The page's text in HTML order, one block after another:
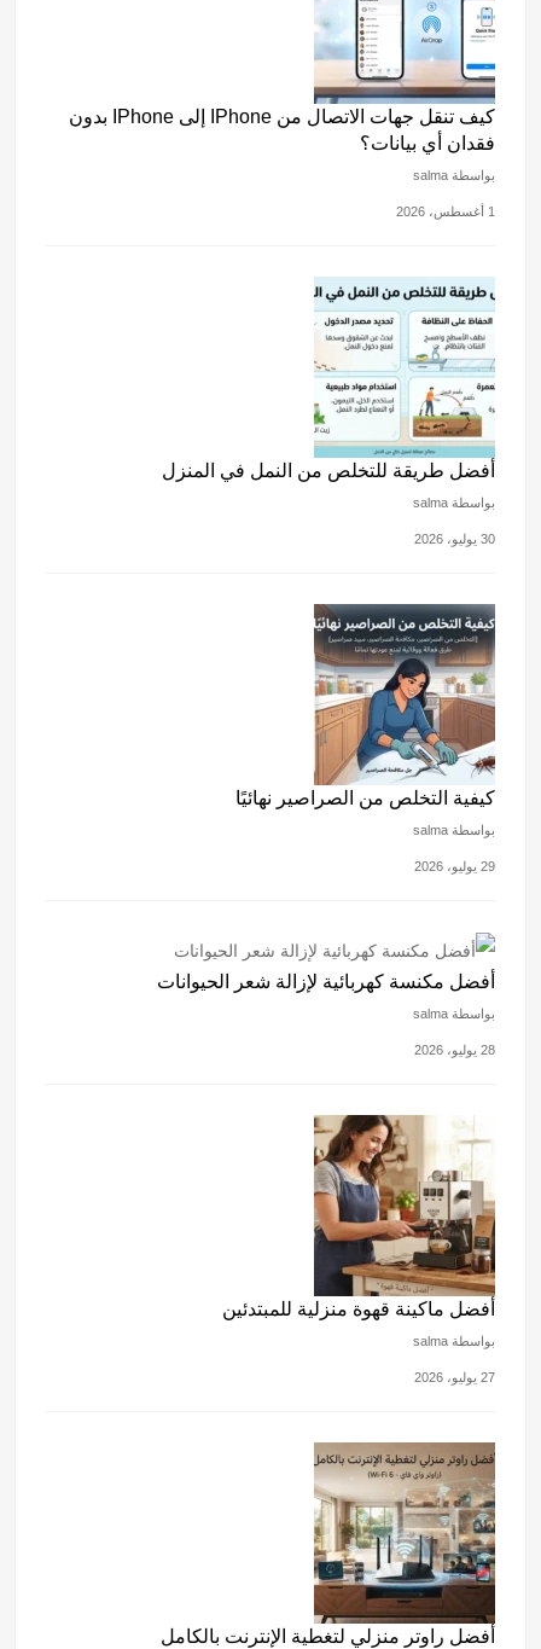
كيف تنقل جهات الاتصال من IPhone إلى IPhone بدون
فقدان أي بيانات؟
بواسطة salma
1 أغسطس، 2026
أفضل طريقة للتخلص من النمل في المنزل
بواسطة salma
30 يوليو، 2026
كيفية التخلص من الصراصير نهائيًا
بواسطة salma
29 يوليو، 2026
أفضل مكنسة كهربائية لإزالة شعر الحيوانات
بواسطة salma
28 يوليو، 2026
أفضل ماكينة قهوة منزلية للمبتدئين
بواسطة salma
27 يوليو، 2026
أفضل راوتر منزلي لتغطية الإنترنت بالكامل